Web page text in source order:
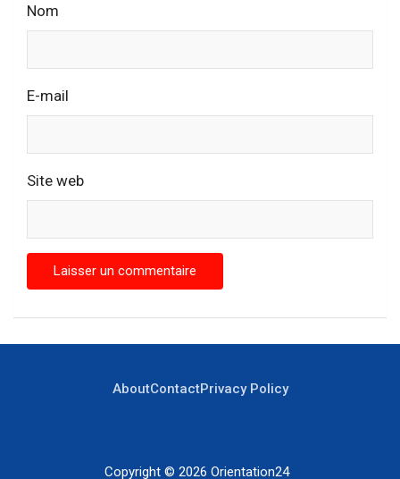
Nom
E-mail
Site web
AboutContactPrivacy Policy
Copyright © 2026 Orientation24